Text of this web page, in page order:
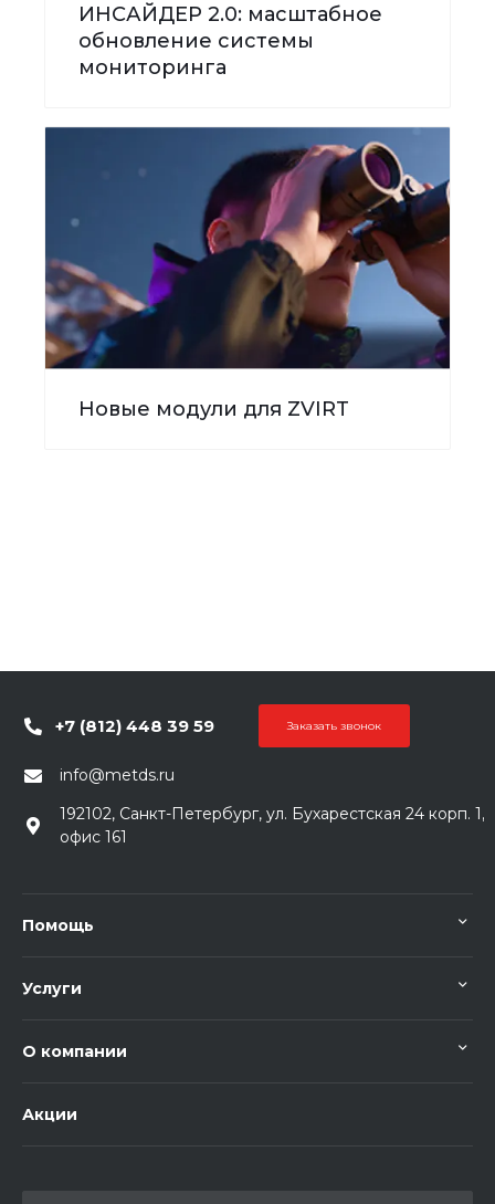
ИНСАЙДЕР 2.0: масштабное
обновление системы
мониторинга
Новые модули для ZVIRT
+7 (812) 448 39 59 Заказать звонок
info@metds.ru
192102, Санкт-Петербург, ул. Бухарестская 24 корп. 1,
офис 161
Помощь
Услуги
О компании
Акции